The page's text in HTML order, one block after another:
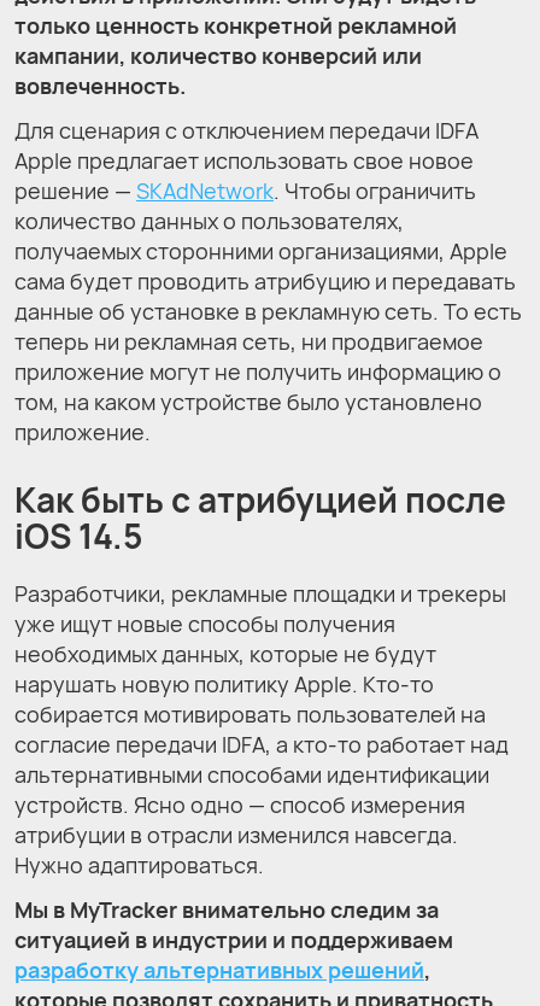
только ценность конкретной рекламной
кампании, количество конверсий или
вовлеченность.
Для сценария с отключением передачи IDFA
Apple предлагает использовать свое новое
решение — SKAdNetwork. Чтобы ограничить
количество данных о пользователях,
получаемых сторонними организациями, Apple
сама будет проводить атрибуцию и передавать
данные об установке в рекламную сеть. То есть
теперь ни рекламная сеть, ни продвигаемое
приложение могут не получить информацию о
том, на каком устройстве было установлено
приложение.
Как быть с атрибуцией после
iOS 14.5
Разработчики, рекламные площадки и трекеры
уже ищут новые способы получения
необходимых данных, которые не будут
нарушать новую политику Apple. Кто-то
собирается мотивировать пользователей на
согласие передачи IDFA, а кто-то работает над
альтернативными способами идентификации
устройств. Ясно одно — способ измерения
атрибуции в отрасли изменился навсегда.
Нужно адаптироваться.
Мы в MyTracker внимательно следим за
ситуацией в индустрии и поддерживаем
разработку альтернативных решений,
которые позволят сохранить и приватность